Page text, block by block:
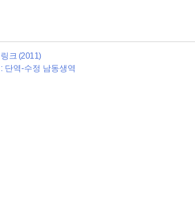
링크 (2011)
: 단역-수정 남동생역